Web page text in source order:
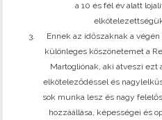
a 10 és fél év alatt
Ennek az időszaknak a
különleges köszönetemet a
Martogliónak, aki átveszi ezt
elköteleződéssel és
sok munka lesz és nagy
hozzáállása, képességei és